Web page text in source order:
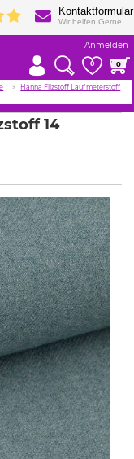
Kontaktformular
Wir helfen Gerne
Anmelden
0 0
Hanna Filzstoff Laufmeterstoff
14